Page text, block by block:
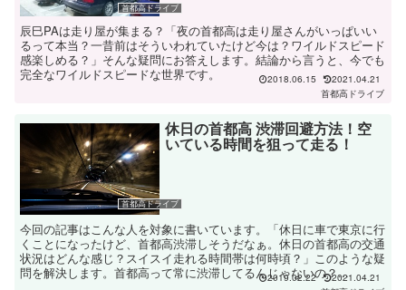
首都高ドライブ
辰巳PAは走り屋が集まる？「夜の首都高は走り屋さんがいっぱいい
るって本当？一昔前はそういわれていたけど今は？ワイルドスピード
感楽しめる？」そんな疑問にお答えします。結論から言うと、今でも
完全なワイルドスピードな世界です。
2018.06.15
2021.04.21
首都高ドライブ
首都高ドライブ
休日の首都高 渋滞回避方法！空
いている時間を狙って走る！
今回の記事はこんな人を対象に書いています。「休日に車で東京に行
くことになったけど、首都高渋滞しそうだなぁ。休日の首都高の交通
状況はどんな感じ？スイスイ走れる時間帯は何時頃？」このような疑
問を解決します。首都高って常に渋滞してるんじゃないの？...
2019.02.22
2021.04.21